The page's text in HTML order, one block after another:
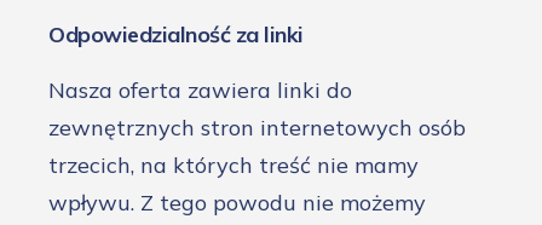
Odpowiedzialność za linki
Nasza oferta zawiera linki do
zewnętrznych stron internetowych osób
trzecich, na których treść nie mamy
wpływu. Z tego powodu nie możemy